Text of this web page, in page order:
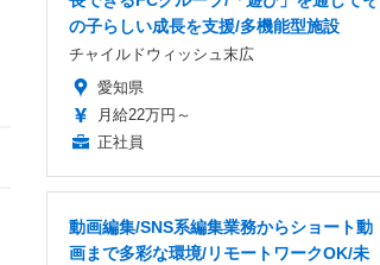
の子らしい成長を支援/多機能型施設
チャイルドウィッシュ末広
愛知県
月給22万円～
正社員
動画編集/SNS系編集業務からショート動
画まで多彩な環境/リモートワークOK/未